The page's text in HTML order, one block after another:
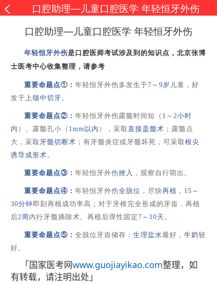
口腔助理—儿童口腔医学 年轻恒牙外伤
口腔助理—儿童口腔医学 年轻恒牙外伤
年轻恒牙外伤是口腔医师考试涉及到的知识点，北京张博
士医考中心收集整理，请参考
重要命题点①：年轻恒牙外伤多发生于7 ～9岁 儿童 ，好
发于上颌中切牙。
重要命题点②：年轻恒牙外伤露髓时间短（ 1 ～2小时
内 ）、露髓孔小（ 1mm 以内 ），采取直接盖髓术 ；露髓点
大 ，采取 牙髓切断术 ；有牙髓炎症或牙髓坏死 ，可采取根尖
诱导成形术。
重要命题点③：年轻恒牙外伤挫入 ，观察自行萌出。
重要命题点④：年轻恒牙外伤全脱位 ，尽快再植 ， 15 ～
30分钟即刻再植成功率高；对于牙根完全形成的牙齿，再植
后2周 内行牙髓摘除术。再植后弹性固定 7 ～ 10天 。
重要命题点⑤：全脱位牙齿储存：生理盐水最好，牛奶较
好。
「国家医考网www.guojiayikao.com整理，如
有转载，请注明出处」